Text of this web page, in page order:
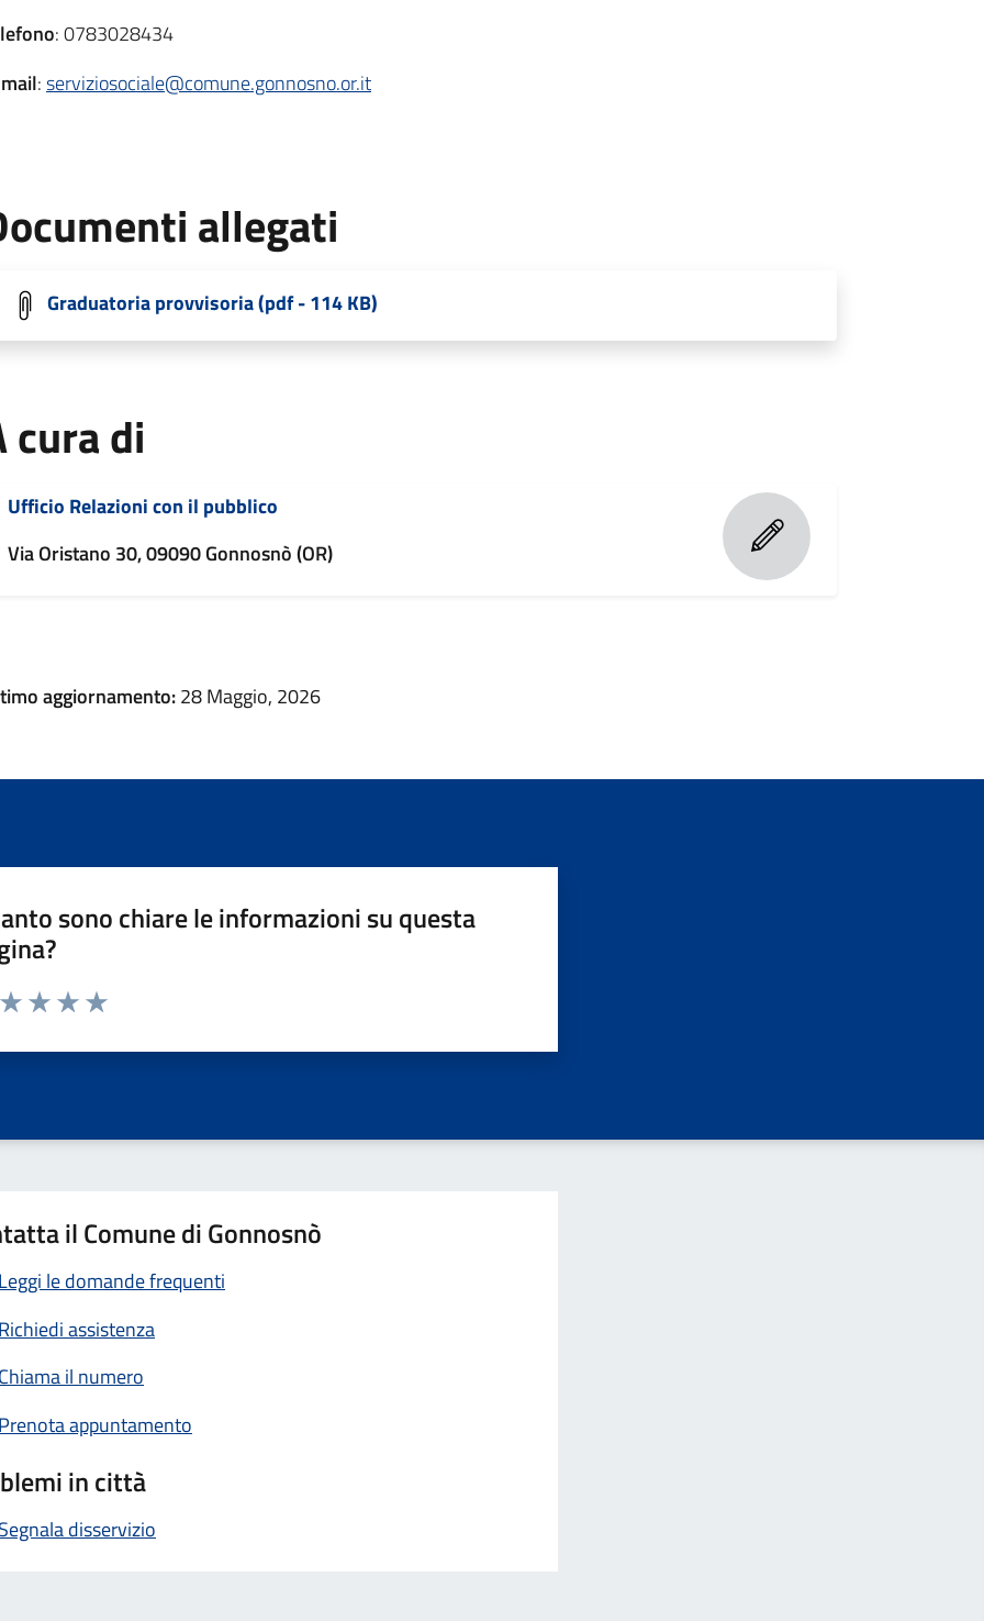
: 0783028434
:serviziosociale@comune.gonnosno.or.it
allegati
Graduatoria provvisoria (pdf - 114 KB)
cura di
Ufficio Relazioni con il pubblico
Via Oristano 30, 09090 Gonnosnò (OR)
aggiornamento:28 Maggio, 2026
sono chiare le informazioni su questa
da 1 a 5 stelle la pagina
il Comune di Gonnosnò
le domande frequenti
assistenza
il numero
appuntamento
in città
disservizio